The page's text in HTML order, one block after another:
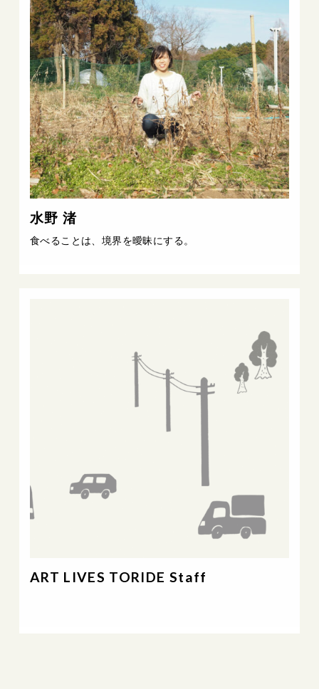
水野 渚
食べることは、境界を曖昧にする。
ART LIVES TORIDE Staff